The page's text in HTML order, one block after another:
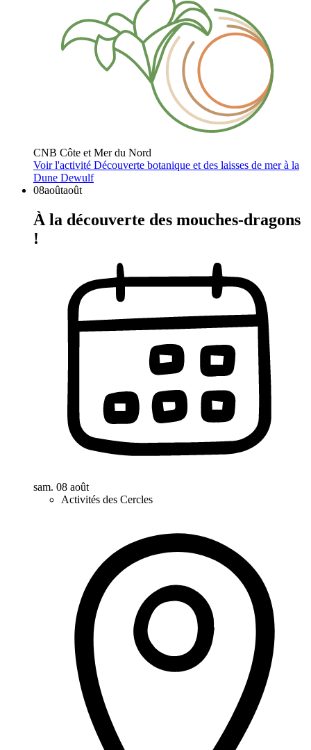
CNB Côte et Mer du Nord
Voir l'activité Découverte botanique et des laisses de mer à la
Dune Dewulf
08aoûtaoût
À la découverte des mouches-dragons
!
sam. 08 août
Activités des Cercles